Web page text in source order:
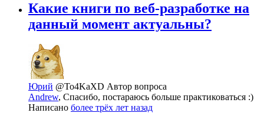
Какие книги по веб-разработке на
данный момент актуальны?
Юрий @To4KaXD Автор вопроса
Andrew, Спасибо, постараюсь больше практиковаться :)
Написано более трёх лет назад